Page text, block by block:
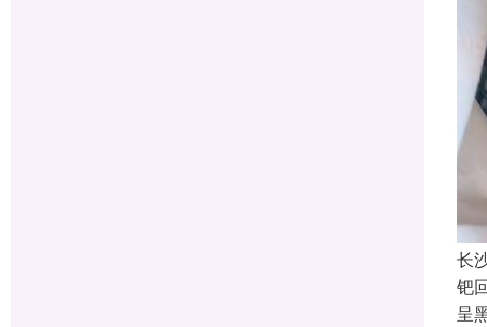
长
钯
呈